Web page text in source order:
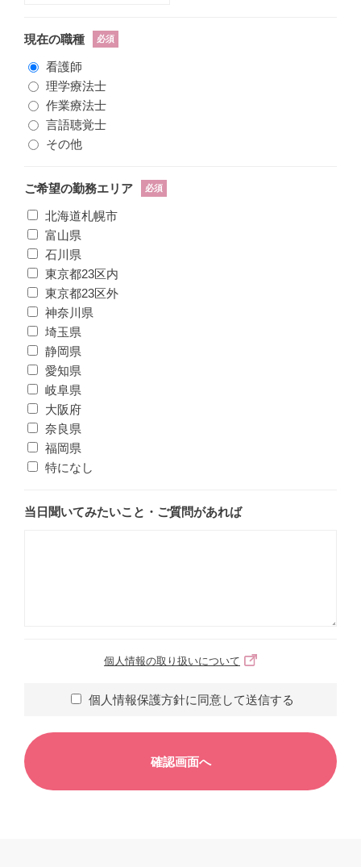
現在の職種 必須
看護師
理学療法士
作業療法士
言語聴覚士
その他
ご希望の勤務エリア 必須
北海道札幌市
富山県
石川県
東京都23区内
東京都23区外
神奈川県
埼玉県
静岡県
愛知県
岐阜県
大阪府
奈良県
福岡県
特になし
当日聞いてみたいこと・ご質問があれば
個人情報の取り扱いについて
個人情報保護方針に同意して送信する